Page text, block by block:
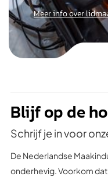
Meer info over
Blijf op de
Schrijf je in voor
De Nederlandse
onderhevig. Voorkom